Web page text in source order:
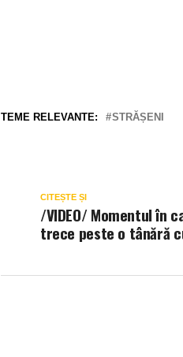
TEME RELEVANTE: STRĂȘENI
CITEȘTE ȘI
/VIDEO/ Momentul în
trece peste o tânără